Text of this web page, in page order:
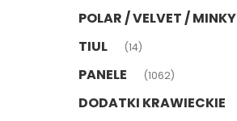
POLAR / VELVET / MINKY
TIUL (14)
PANELE (1062)
DODATKI KRAWIECKIE